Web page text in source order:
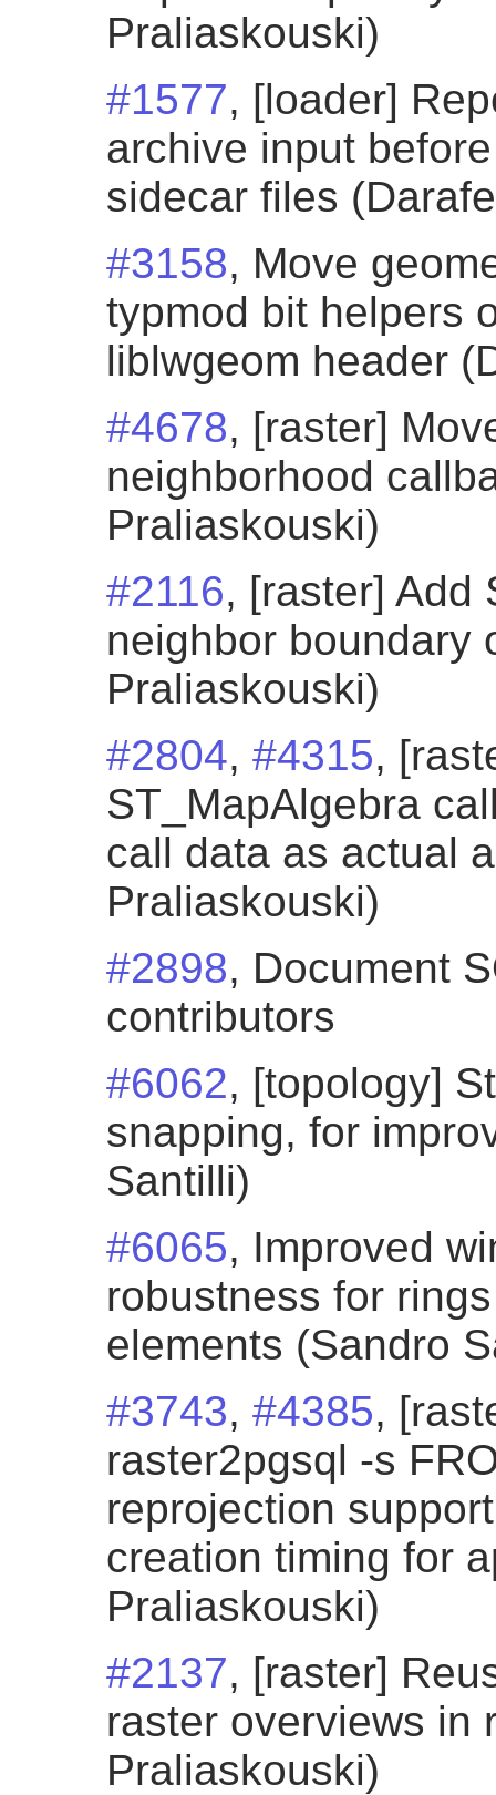
Praliaskouski)
#1577, [loader]
archive input
sidecar files
#3158, Move
typmod bit helpers
liblwgeom header
#4678, [raster]
neighborhood
Praliaskouski)
#2116, [raster] Add
neighbor boundary
Praliaskouski)
#2804, #4315,
ST_MapAlgebra
call data as actual
Praliaskouski)
#2898, Document
contributors
#6062, [topology]
snapping, for
Santilli)
#6065, Improved
robustness for
elements (Sandro
#3743, #4385,
raster2pgsql -s
reprojection
creation timing for
Praliaskouski)
#2137, [raster]
raster overviews in
Praliaskouski)